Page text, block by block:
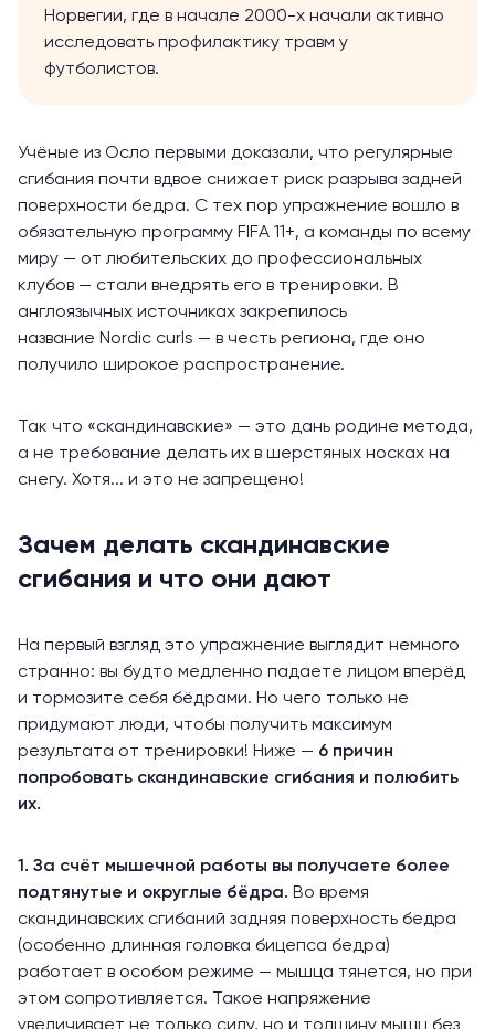
Норвегии, где в начале 2000-х начали активно
исследовать профилактику травм у
футболистов.
Учёные из Осло первыми доказали, что регулярные
сгибания почти вдвое снижает риск разрыва задней
поверхности бедра. С тех пор упражнение вошло в
обязательную программу FIFA 11+, а команды по всему
миру — от любительских до профессиональных
клубов — стали внедрять его в тренировки. В
англоязычных источниках закрепилось
название Nordic curls — в честь региона, где оно
получило широкое распространение.
Так что «скандинавские» — это дань родине метода,
а не требование делать их в шерстяных носках на
снегу. Хотя... и это не запрещено!
Зачем делать скандинавские
сгибания и что они дают
На первый взгляд это упражнение выглядит немного
странно: вы будто медленно падаете лицом вперёд
и тормозите себя бёдрами. Но чего только не
придумают люди, чтобы получить максимум
результата от тренировки! Ниже — 6 причин
попробовать скандинавские сгибания и полюбить
их.
1. За счёт мышечной работы вы получаете более
подтянутые и округлые бёдра. Во время
скандинавских сгибаний задняя поверхность бедра
(особенно длинная головка бицепса бедра)
работает в особом режиме — мышца тянется, но при
этом сопротивляется. Такое напряжение